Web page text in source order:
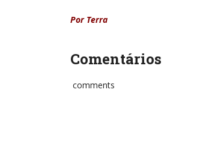
Por Terra
Comentários
comments